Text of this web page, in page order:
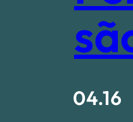
04.16